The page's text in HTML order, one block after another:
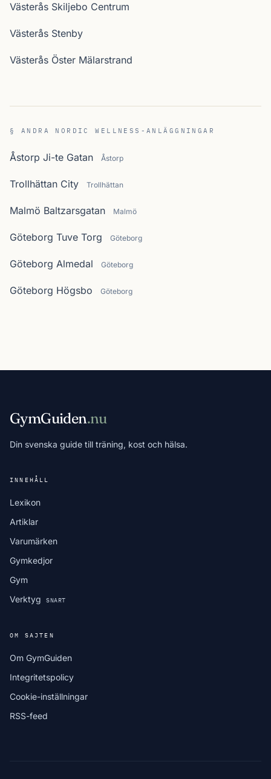
Västerås Skiljebo Centrum
Västerås Stenby
Västerås Öster Mälarstrand
§ ANDRA NORDIC WELLNESS-ANLÄGGNINGAR
Åstorp Ji-te Gatan Åstorp
Trollhättan City Trollhättan
Malmö Baltzarsgatan Malmö
Göteborg Tuve Torg Göteborg
Göteborg Almedal Göteborg
Göteborg Högsbo Göteborg
GymGuiden.nu
Din svenska guide till träning, kost och hälsa.
INNEHÅLL
Lexikon
Artiklar
Varumärken
Gymkedjor
Gym
Verktyg
SNART
OM SAJTEN
Om GymGuiden
Integritetspolicy
Cookie-inställningar
RSS-feed